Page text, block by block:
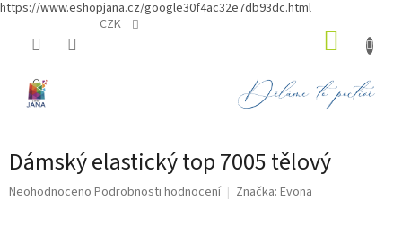
https://www.eshopjana.cz/google30f4ac32e7db93dc.html
CZK
Dámský elastický top 7005 tělový
Průměrné
Neohodnoceno Podrobnosti hodnocení Značka: Evona